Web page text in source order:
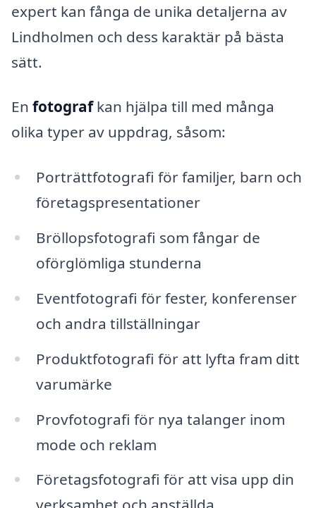
expert kan fånga de unika detaljerna av
Lindholmen och dess karaktär på bästa
sätt.
En fotografkan hjälpa till med många
olika typer av uppdrag, såsom:
Porträttfotografi för familjer, barn och
företagspresentationer
Bröllopsfotografi som fångar de
oförglömliga stunderna
Eventfotografi för fester, konferenser
och andra tillställningar
Produktfotografi för att lyfta fram ditt
varumärke
Provfotografi för nya talanger inom
mode och reklam
Företagsfotografi för att visa upp din